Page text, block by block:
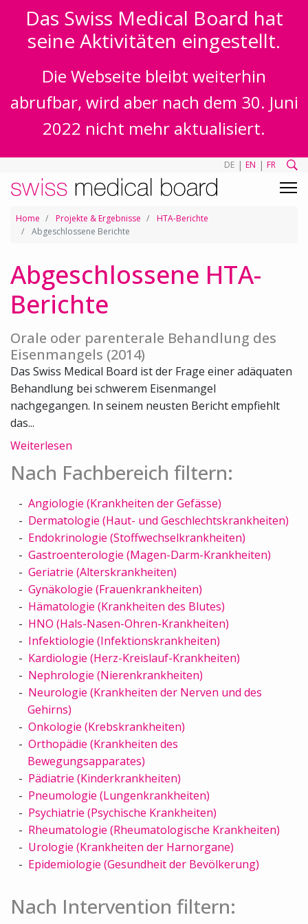
Das Swiss Medical Board hat
seine Aktivitäten eingestellt.
Die Webseite bleibt weiterhin
abrufbar, wird aber nach dem 30. Juni
2022 nicht mehr aktualisiert.
DE | EN | FR
Home Projekte & Ergebnisse
HTA-Berichte
Abgeschlossene Berichte
Abgeschlossene HTA-
Berichte
Orale oder parenterale Behandlung des
Eisenmangels (2014)
Das Swiss Medical Board ist der Frage einer adäquaten
Behandlung bei schwerem Eisenmangel
nachgegangen. In seinem neusten Bericht empfiehlt
das...
Weiterlesen
Nach Fachbereich filtern:
Angiologie (Krankheiten der Gefässe)
Dermatologie (Haut- und Geschlechtskrankheiten)
Endokrinologie (Stoffwechselkrankheiten)
Gastroenterologie (Magen-Darm-Krankheiten)
Geriatrie (Alterskrankheiten)
Gynäkologie (Frauenkrankheiten)
Hämatologie (Krankheiten des Blutes)
HNO (Hals-Nasen-Ohren-Krankheiten)
Infektiologie (Infektionskrankheiten)
Kardiologie (Herz-Kreislauf-Krankheiten)
Nephrologie (Nierenkrankheiten)
Neurologie (Krankheiten der Nerven und des
Gehirns)
Onkologie (Krebskrankheiten)
Orthopädie (Krankheiten des
Bewegungsapparates)
Pädiatrie (Kinderkrankheiten)
Pneumologie (Lungenkrankheiten)
Psychiatrie (Psychische Krankheiten)
Rheumatologie (Rheumatologische Krankheiten)
Urologie (Krankheiten der Harnorgane)
Epidemiologie (Gesundheit der Bevölkerung)
Nach Intervention filtern: